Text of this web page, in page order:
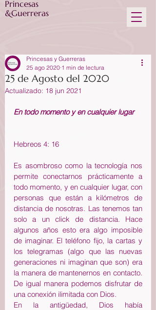
Princesas
&Guerreras
25 de Agosto del 2020
Princesas y Guerreras
25 ago 2020 1 min de lectura
Actualizado: 18 jun 2021
En todo momento y en cualquier lugar
Hebreos 4: 16
Es asombroso como la tecnología nos
permite conectarnos prácticamente a
todo momento, y en cualquier lugar, con
personas que están a kilómetros de
distancia de nosotras. Las tenemos tan
solo a un click de distancia. Hace
algunos años esto era algo imposible
de imaginar. El teléfono fijo, la cartas y
los telegramas (algo que las nuevas
generaciones ni imaginan que son) era
la manera de mantenernos en contacto.
De igual manera podemos disfrutar de
una conexión ilimitada con Dios.
En la antigüedad, Dios había